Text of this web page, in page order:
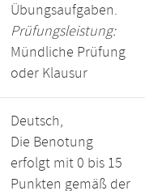
Übungsaufgaben.
Prüfungsleistung:
Mündliche Prüfung
oder Klausur
Deutsch,
Die Benotung
erfolgt mit 0 bis 15
Punkten gemäß der